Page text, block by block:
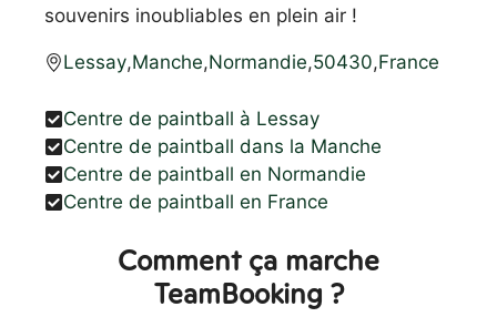
souvenirs inoubliables en plein air !
Lessay,Manche,Normandie,50430,France
Centre de paintball à Lessay
Centre de paintball dans la Manche
Centre de paintball en Normandie
Centre de paintball en France
Comment ça marche
TeamBooking ?